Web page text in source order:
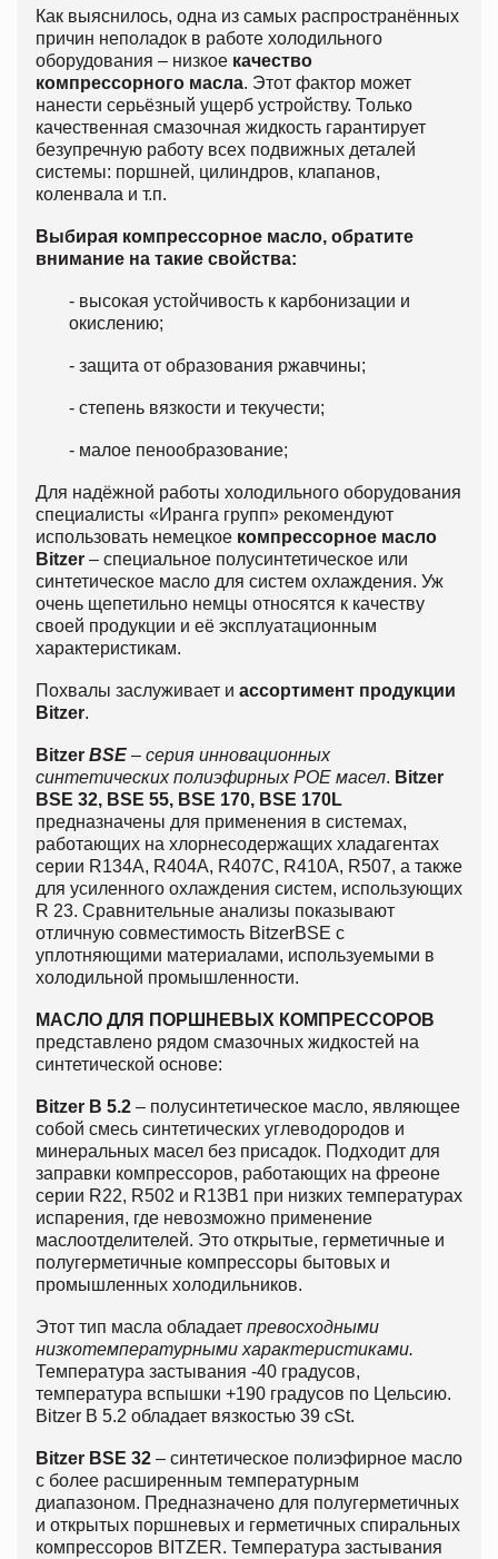
Как выяснилось, одна из самых распространённых
причин неполадок в работе холодильного
оборудования – низкое качество
компрессорного масла. Этот фактор может
нанести серьёзный ущерб устройству. Только
качественная смазочная жидкость гарантирует
безупречную работу всех подвижных деталей
системы: поршней, цилиндров, клапанов,
коленвала и т.п.
Выбирая компрессорное масло, обратите
внимание на такие свойства:
- высокая устойчивость к карбонизации и
окислению;
- защита от образования ржавчины;
- степень вязкости и текучести;
- малое пенообразование;
Для надёжной работы холодильного оборудования
специалисты «Иранга групп» рекомендуют
использовать немецкое компрессорное масло
Bitzer – специальное полусинтетическое или
синтетическое масло для систем охлаждения. Уж
очень щепетильно немцы относятся к качеству
своей продукции и её эксплуатационным
характеристикам.
Похвалы заслуживает и ассортимент продукции
Bitzer.
Bitzer BSE – серия инновационных
синтетических полиэфирных РОЕ масел. Bitzer
BSE 32, BSE 55, BSE 170, BSE 170L
предназначены для применения в системах,
работающих на хлорнесодержащих хладагентах
серии R134А, R404A, R407C, R410A, R507, а также
для усиленного охлаждения систем, использующих
R 23. Сравнительные анализы показывают
отличную совместимость BitzerBSE с
уплотняющими материалами, используемыми в
холодильной промышленности.
МАСЛО ДЛЯ ПОРШНЕВЫХ КОМПРЕССОРОВ
представлено рядом смазочных жидкостей на
синтетической основе:
Bitzer B 5.2 – полусинтетическое масло, являющее
собой смесь синтетических углеводородов и
минеральных масел без присадок. Подходит для
заправки компрессоров, работающих на фреоне
серии R22, R502 и R13B1 при низких температурах
испарения, где невозможно применение
маслоотделителей. Это открытые, герметичные и
полугерметичные компрессоры бытовых и
промышленных холодильников.
Этот тип масла обладает превосходными
низкотемпературными характеристиками.
Температура застывания -40 градусов,
температура вспышки +190 градусов по Цельсию.
Bitzer B 5.2 обладает вязкостью 39 cSt.
Bitzer BSE 32 – синтетическое полиэфирное масло
с более расширенным температурным
диапазоном. Предназначено для полугерметичных
и открытых поршневых и герметичных спиральных
компрессоров BITZER. Температура застывания